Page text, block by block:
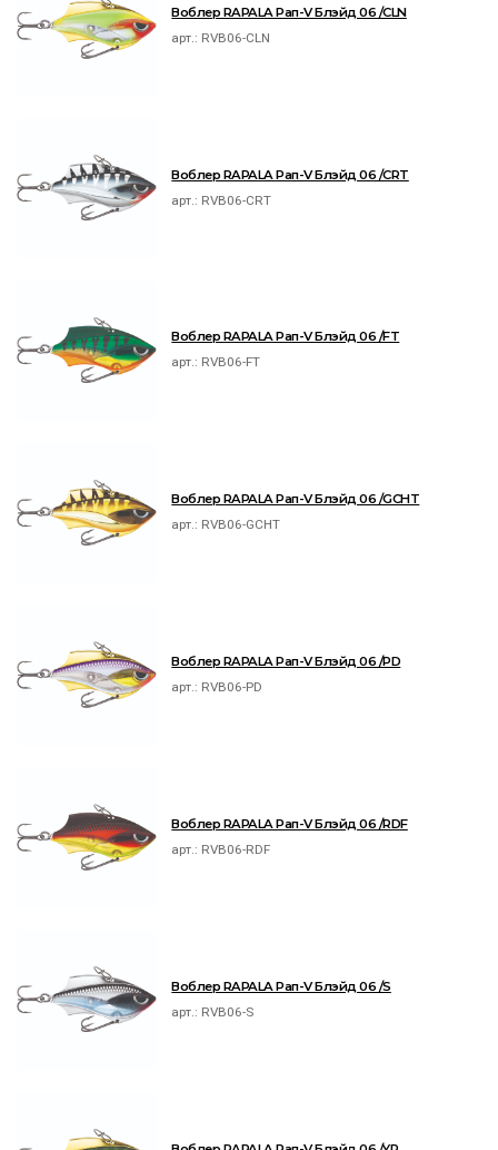
Воблер RAPALA Рап-V Блэйд 06 /CLN
арт.: RVB06-CLN
Воблер RAPALA Рап-V Блэйд 06 /CRT
арт.: RVB06-CRT
Воблер RAPALA Рап-V Блэйд 06 /FT
арт.: RVB06-FT
Воблер RAPALA Рап-V Блэйд 06 /GCHT
арт.: RVB06-GCHT
Воблер RAPALA Рап-V Блэйд 06 /PD
арт.: RVB06-PD
Воблер RAPALA Рап-V Блэйд 06 /RDF
арт.: RVB06-RDF
Воблер RAPALA Рап-V Блэйд 06 /S
арт.: RVB06-S